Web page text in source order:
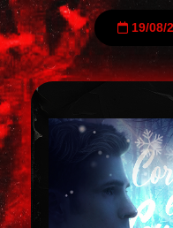
19/08/